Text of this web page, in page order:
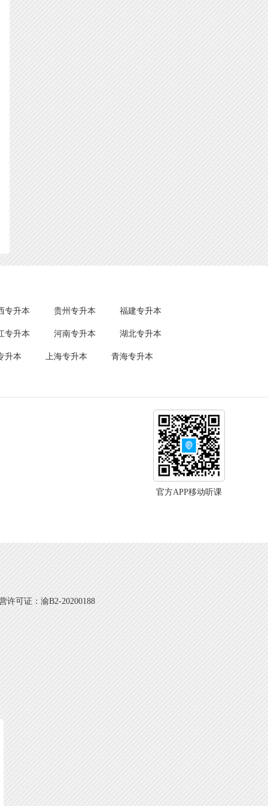
专升本 贵州专升本 福建专升本
专升本 河南专升本 湖北专升本
升本 上海专升本 青海专升本
官方APP移动听课
可证：渝B2-20200188